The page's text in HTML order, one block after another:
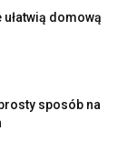
domową
sposób na